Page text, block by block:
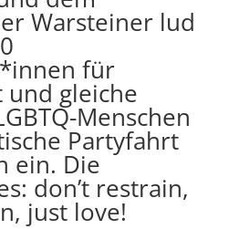
Warsteinerlud
für
und gleiche
Menschen
Partyfahrt
ein. Die
don’t restrain,
just love!